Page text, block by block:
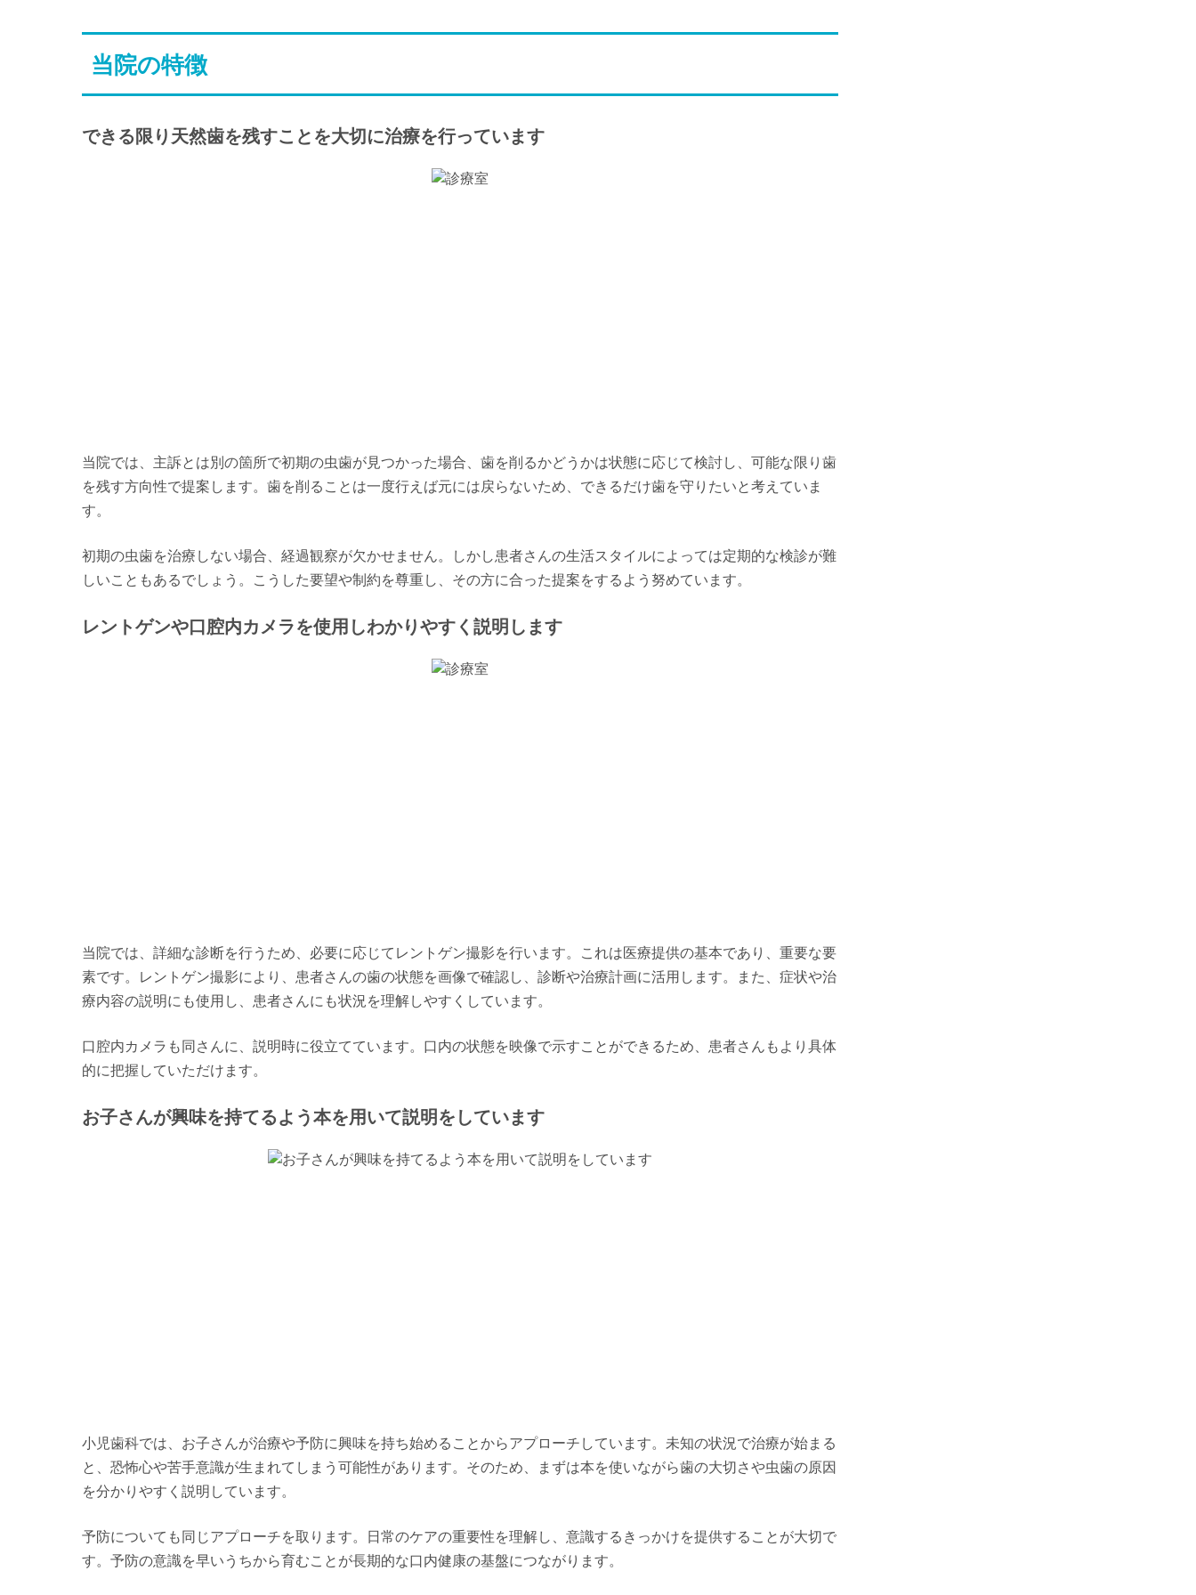
当院の特徴
できる限り天然歯を残すことを大切に治療を行っています
当院では、主訴とは別の箇所で初期の虫歯が見つかった場合、歯を削るかどうかは状態に応じて検討し、可能な限り歯
を残す方向性で提案します。歯を削ることは一度行えば元には戻らないため、できるだけ歯を守りたいと考えていま
す。
初期の虫歯を治療しない場合、経過観察が欠かせません。しかし患者さんの生活スタイルによっては定期的な検診が難
しいこともあるでしょう。こうした要望や制約を尊重し、その方に合った提案をするよう努めています。
レントゲンや口腔内カメラを使用しわかりやすく説明します
当院では、詳細な診断を行うため、必要に応じてレントゲン撮影を行います。これは医療提供の基本であり、重要な要
素です。レントゲン撮影により、患者さんの歯の状態を画像で確認し、診断や治療計画に活用します。また、症状や治
療内容の説明にも使用し、患者さんにも状況を理解しやすくしています。
口腔内カメラも同さんに、説明時に役立てています。口内の状態を映像で示すことができるため、患者さんもより具体
的に把握していただけます。
お子さんが興味を持てるよう本を用いて説明をしています
小児歯科では、お子さんが治療や予防に興味を持ち始めることからアプローチしています。未知の状況で治療が始まる
と、恐怖心や苦手意識が生まれてしまう可能性があります。そのため、まずは本を使いながら歯の大切さや虫歯の原因
を分かりやすく説明しています。
予防についても同じアプローチを取ります。日常のケアの重要性を理解し、意識するきっかけを提供することが大切で
す。予防の意識を早いうちから育むことが長期的な口内健康の基盤につながります。